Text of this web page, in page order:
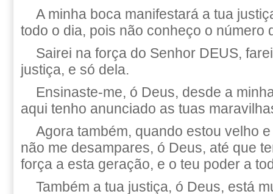
A minha boca manifestará a tua
todo o dia, pois não conheço o número
Sairei na força do Senhor DEUS,
justiça, e só dela.
Ensinaste-me, ó Deus, desde a
aqui tenho anunciado as tuas
Agora também, quando estou velho
não me desampares, ó Deus, até que
força a esta geração, e o teu poder a
Também a tua justiça, ó Deus, está